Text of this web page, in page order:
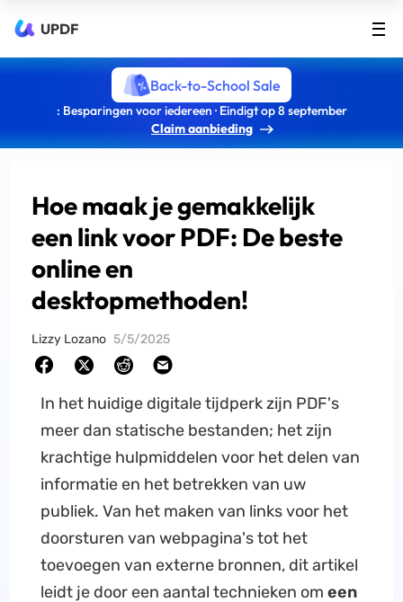
UPDF
Back-to-School Sale
: Besparingen voor iedereen · Eindigt op 8 september
Claim aanbieding
Hoe maak je gemakkelijk
een link voor PDF: De beste
online en
desktopmethoden!
Lizzy Lozano 5/5/2025
In het huidige digitale tijdperk zijn PDF's
meer dan statische bestanden; het zijn
krachtige hulpmiddelen voor het delen van
informatie en het betrekken van uw
publiek. Van het maken van links voor het
doorsturen van webpagina's tot het
toevoegen van externe bronnen, dit artikel
leidt je door een aantal technieken om een